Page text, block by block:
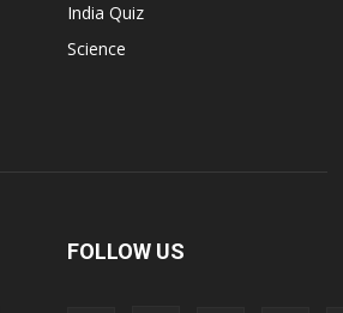
India Quiz
Science
FOLLOW US